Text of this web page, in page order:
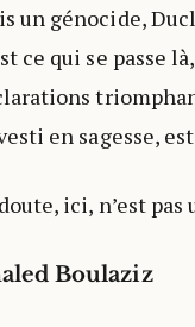
un génocide,
ce qui se passe
en sagesse,
ici, n’est pas
Boulaziz